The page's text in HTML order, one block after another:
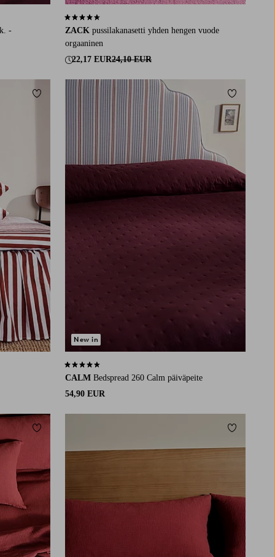
-
ZACK pussilakanasetti yhden hengen vuode
orgaaninen
22,17 EUR24,10 EUR
4,4 perustuen 782 arvosanaan
Lisää suosikkeihin
CALM Bedspread 260 Calm päiväpeite
54,90 EUR
4,5 perustuen 549 arvosanaan
New in
Lisää
Lisää suosikkeihin Lisää